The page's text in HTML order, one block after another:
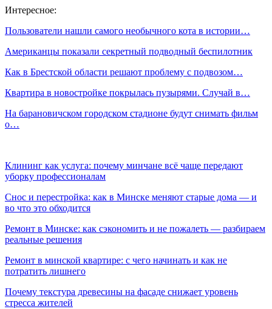
Интересное:
Пользователи нашли самого необычного кота в истории…
Американцы показали секретный подводный беспилотник
Как в Брестской области решают проблему с подвозом…
Квартира в новостройке покрылась пузырями. Случай в…
На барановичском городском стадионе будут снимать фильм
о…
Клининг как услуга: почему минчане всё чаще передают
уборку профессионалам
Снос и перестройка: как в Минске меняют старые дома — и
во что это обходится
Ремонт в Минске: как сэкономить и не пожалеть — разбираем
реальные решения
Ремонт в минской квартире: с чего начинать и как не
потратить лишнего
Почему текстура древесины на фасаде снижает уровень
стресса жителей